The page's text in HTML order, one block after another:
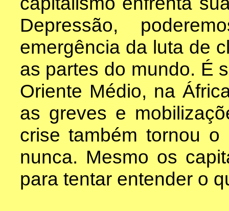
Depressão,
emergência da luta de
as partes do mundo. É
Oriente Médio, na
as greves e
crise também tornou
nunca. Mesmo os
para tentar entender o